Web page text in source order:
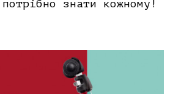
знати кожному!